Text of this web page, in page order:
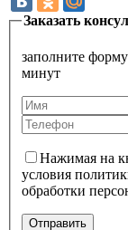
Заказать
заполните
минут
Нажимая на
условия
обработки